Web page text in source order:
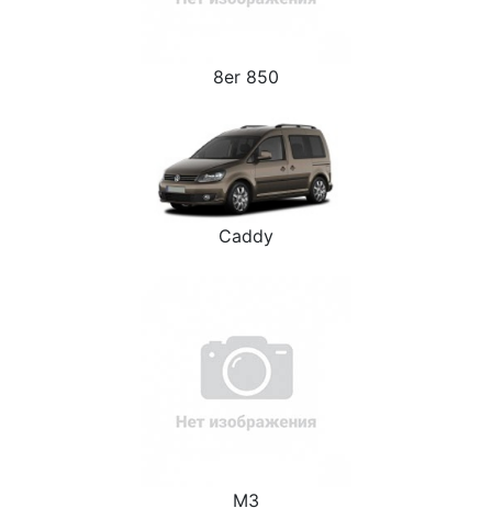
8er 850
Caddy
M3